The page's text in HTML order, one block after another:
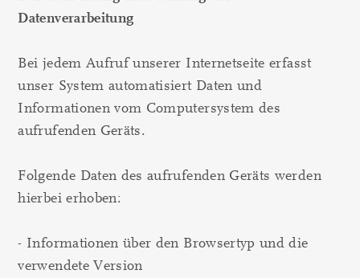
Datenverarbeitung
Bei jedem Aufruf unserer Internetseite erfasst
unser System automatisiert Daten und
Informationen vom Computersystem des
aufrufenden Geräts.
Folgende Daten des aufrufenden Geräts werden
hierbei erhoben:
- Informationen über den Browsertyp und die
verwendete Version